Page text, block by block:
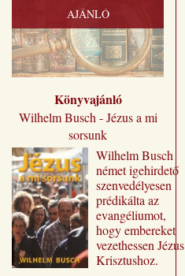
AJÁNLÓ
Könyvajánló
Wilhelm Busch - Jézus a mi
sorsunk
Wilhelm ​Busch
német igehirdető
szenvedélyesen
prédikálta az
evangéliumot,
hogy embereket
vezethessen Jézus
Krisztushoz.